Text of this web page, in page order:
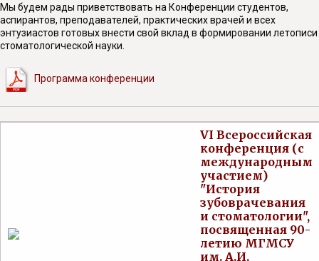
Мы будем рады приветствовать на Конференции студентов,
аспирантов, преподавателей, практических врачей и всех
энтузиастов готовых внести свой вклад в формировании летописи
стоматологической науки.
Программа конференции
VI Всероссийская
конференция (с
международным
участием)
"История
зубоврачевания
и стоматологии",
посвященная 90-
летию МГМСУ
им. А.И.